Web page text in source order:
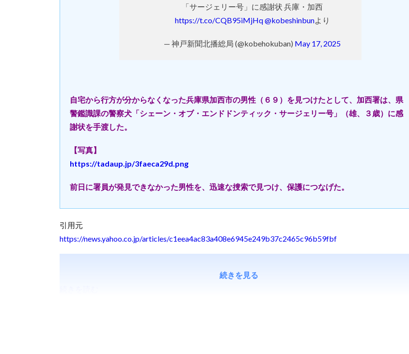
「サージェリー号」に感謝状 兵庫・加西
https://t.co/CQB95iMjHq@kobeshinbunより
— 神戸新聞北播総局 (@kobehokuban) May 17, 2025
自宅から行方が分からなくなった兵庫県加西市の男性（６９）を見つけたとして、加西署は、県
警鑑識課の警察犬「シェーン・オブ・エンドドンティック・サージェリー号」（雄、３歳）に感
謝状を手渡した。
【写真】
https://tadaup.jp/3faeca29d.png
前日に署員が発見できなかった男性を、迅速な捜索で見つけ、保護につなげた。
引用元
https://news.yahoo.co.jp/articles/c1eea4ac83a408e6945e249b37c2465c96b59fbf
続きを見る